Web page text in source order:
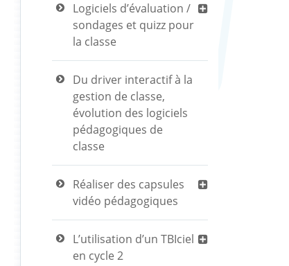
Logiciels d’évaluation /
sondages et quizz pour
la classe
Du driver interactif à la
gestion de classe,
évolution des logiciels
pédagogiques de
classe
Réaliser des capsules
vidéo pédagogiques
L’utilisation d’un TBIciel
en cycle 2